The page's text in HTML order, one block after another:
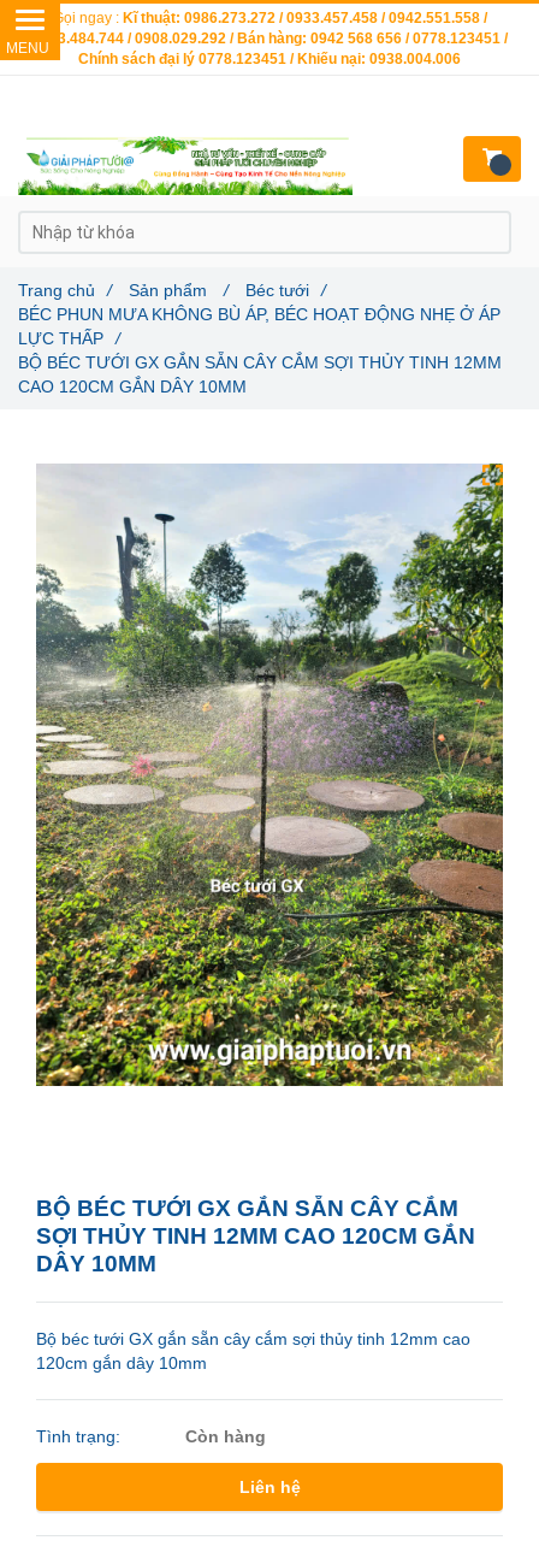
BỘ BÉC TƯỚI GX GẮN SẴN CÂY CẮM
SỢI THỦY TINH 12MM CAO 120CM GẮN
DÂY 10MM
Bộ béc tưới GX gắn sẵn cây cắm sợi thủy tinh 12mm cao
120cm gắn dây 10mm
Tình trạng: Còn hàng
Liên hệ
Trang chủ / Sản phẩm / Béc tưới
/
BÉC PHUN MƯA KHÔNG BÙ ÁP, BÉC HOẠT ĐỘNG NHẸ Ở ÁP
LỰC THẤP
/
BỘ BÉC TƯỚI GX GẮN SẴN CÂY CẮM SỢI THỦY TINH 12MM
CAO 120CM GẮN DÂY 10MM
Gọi ngay : Kĩ thuật: 0986.273.272 / 0933.457.458 / 0942.551.558 /
0903.484.744 / 0908.029.292 / Bán hàng: 0942 568 656 / 0778.123451 /
Chính sách đại lý 0778.123451 / Khiếu nại: 0938.004.006